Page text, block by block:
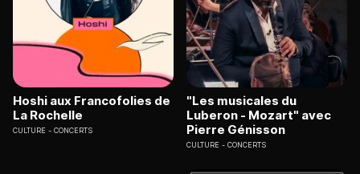
Hoshi aux Francofolies de
La Rochelle
CULTURE CONCERTS
"Les musicales du
Luberon - Mozart" avec
Pierre Génisson
CULTURE CONCERTS